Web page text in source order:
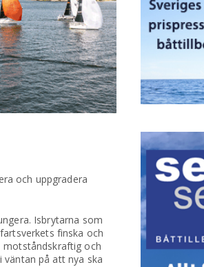
och uppgradera
Isbrytarna som
finska och
motståndskraftig och
på att nya ska